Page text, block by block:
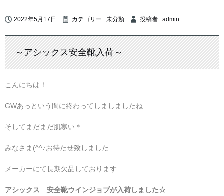
2022年5月17日 カテゴリー : 未分類 投稿者 : admin
～アシックス安全靴入荷～
こんにちは！
GWあっという間に終わってしましましたね
そしてまだまだ肌寒い＊
みなさま(^^♪お待たせ致しました
メーカーにて長期欠品しております
アシックス 安全靴ウインジョブが入荷しました☆